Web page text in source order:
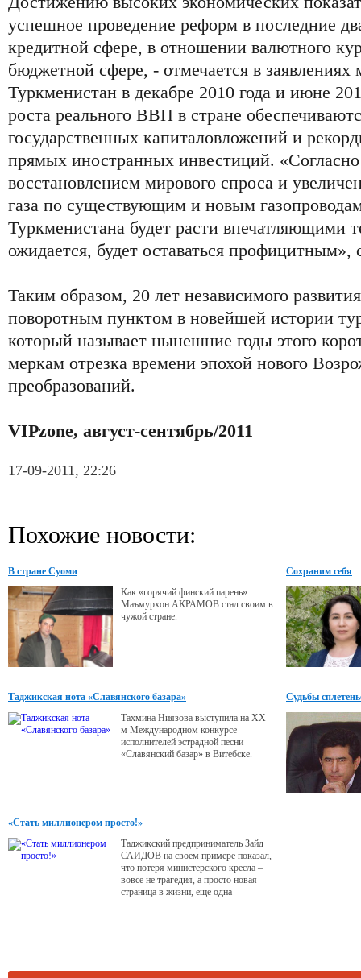
успешное проведение реформ в последние
кредитной сфере, в отношении валютного
бюджетной сфере, - отмечается в
Туркменистан в декабре 2010 года и июне
роста реального ВВП в стране
государственных капиталовложений и
прямых иностранных инвестиций.
восстановлением мирового спроса и
газа по существующим и новым
Туркменистана будет расти впечатляющими
ожидается, будет оставаться
Таким образом, 20 лет независимого
поворотным пунктом в новейшей истории
который называет нынешние годы этого
меркам отрезка времени эпохой нового
преобразований.
VIPzone, август-сентябрь/2011
17-09-2011, 22:26
Похожие новости:
В стране Суоми
Как «горячий финский парень»
Маъмурхон АКРАМОВ стал своим в
чужой стране.
Сохраним себя
Таджикская нота «Славянского базара»
Тахмина Ниязова выступила на ХХ-
м Международном конкурсе
исполнителей эстрадной песни
«Славянский базар» в Витебске.
Судьбы
«Стать миллионером просто!»
Таджикский предприниматель Зайд
САИДОВ на своем примере показал,
что потеря министерского кресла –
вовсе не трагедия, а просто новая
страница в жизни, еще одна